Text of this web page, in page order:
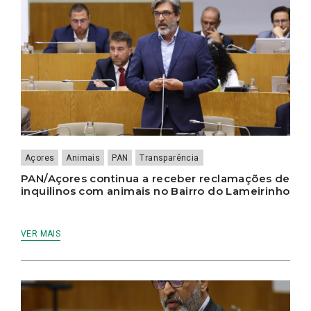
Açores Animais PAN Transparência
PAN/Açores continua a receber reclamações de
inquilinos com animais no Bairro do Lameirinho
VER MAIS